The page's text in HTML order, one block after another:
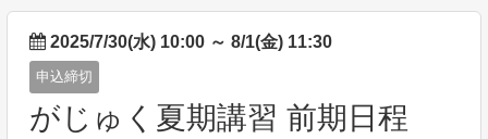
2025/7/30(水) 10:00 ～ 8/1(金) 11:30
申込締切
がじゅく夏期講習 前期日程